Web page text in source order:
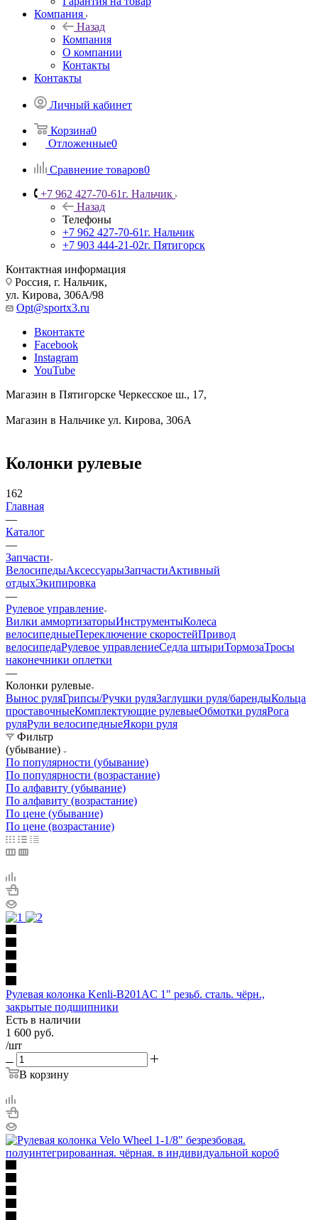
Компания
Назад
Компания
О компании
Контакты
Контакты
Личный кабинет
Корзина0
Отложенные0
Сравнение товаров0
+7 962 427-70-61г. Нальчик
Назад
Телефоны
+7 962 427-70-61г. Нальчик
+7 903 444-21-02г. Пятигорск
Контактная информация
Россия, г. Нальчик,
ул. Кирова, 306А/98
Opt@sportx3.ru
Вконтакте
Facebook
Instagram
YouTube
Магазин в Пятигорске Черкесское ш., 17,
Магазин в Нальчике ул. Кирова, 306А
Колонки рулевые
162
Главная
—
Каталог
—
Запчасти
ВелосипедыАксессуарыЗапчастиАктивный
отдыхЭкипировка
—
Рулевое управление
Вилки аммортизаторыИнструментыКолеса
велосипедныеПереключение скоростейПривод
велосипедаРулевое управлениеСедла штыриТормозаТросы
наконечники оплетки
—
Колонки рулевые
Вынос руляГрипсы/Ручки руляЗаглушки руля/барендыКольца
проставочныеКомплектующие рулевыеОбмотки руляРога
руляРули велосипедныеЯкори руля
Фильтр
(убывание)
По популярности (убывание)
По популярности (возрастание)
По алфавиту (убывание)
По алфавиту (возрастание)
По цене (убывание)
По цене (возрастание)
Рулевая колонка Kenli-B201AC 1" резьб. сталь. чёрн.,
закрытые подшипники
Есть в наличии
1 600 руб.
/шт
В корзину